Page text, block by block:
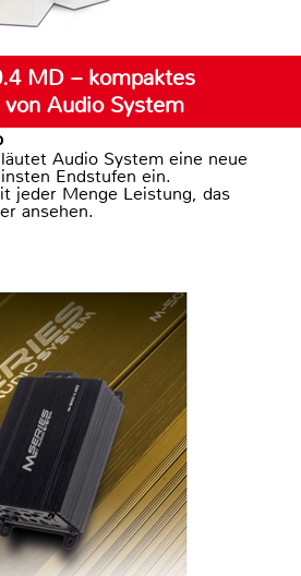
MD – kompaktes
Audio System
Audio System eine neue
Endstufen ein.
jeder Menge Leistung, das
ansehen.